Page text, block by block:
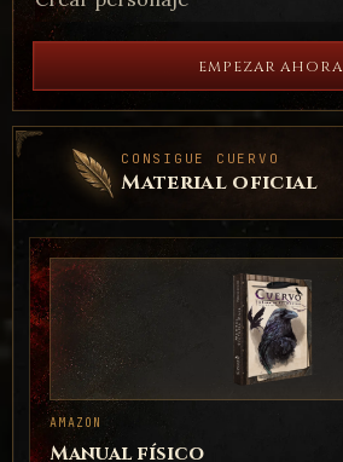
Concept Art 4 By Tiells
ARTE
Concept Art 5 By Tiells
EMPEZAR AHORA
CONSIGUE CUERVO
Material oficial
AMAZON
Manual físico